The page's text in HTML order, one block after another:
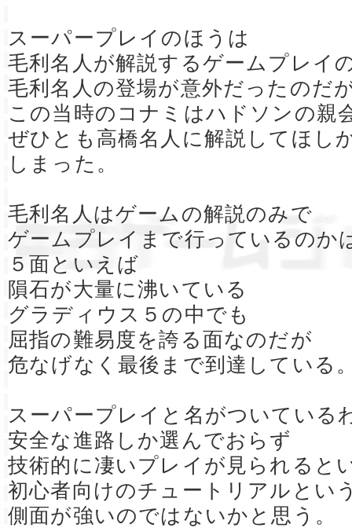
スーパープレイのほうは
毛利名人が解説するゲームプレイ
毛利名人の登場が意外だったのだ
この当時のコナミはハドソンの親
ぜひとも高橋名人に解説してほし
しまった。
毛利名人はゲームの解説のみで
ゲームプレイまで行っているのか
５面といえば
隕石が大量に沸いている
グラディウス５の中でも
屈指の難易度を誇る面なのだが
危なげなく最後まで到達している
スーパープレイと名がついている
安全な進路しか選んでおらず
技術的に凄いプレイが見られると
初心者向けのチュートリアルとい
側面が強いのではないかと思う。